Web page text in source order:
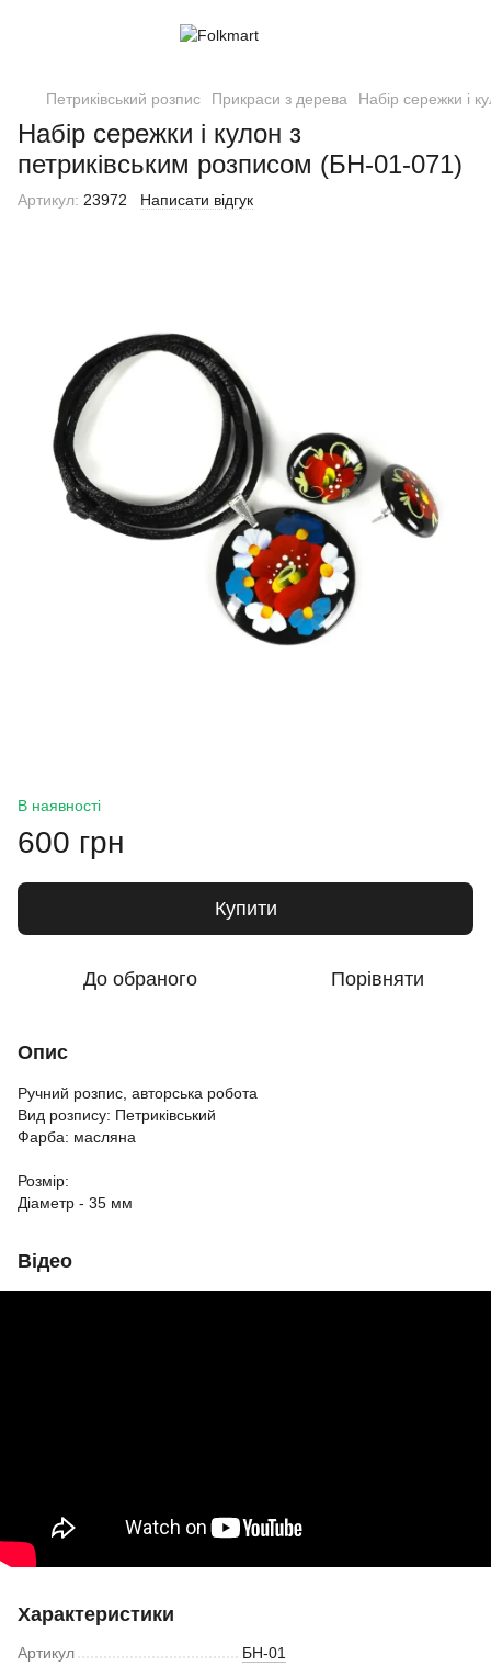
Петриківський розпис Прикраси з дерева Набір сережки і
Набір сережки і кулон з
петриківським розписом (БН-01-071)
Артикул: 23972 Написати відгук
В наявності
600 грн
Купити
До обраного Порівняти
Опис
Ручний розпис, авторська робота
Вид розпису: Петриківський
Фарба: масляна
Розмір:
Діаметр - 35 мм
Відео
Характеристики
Артикул БН-01